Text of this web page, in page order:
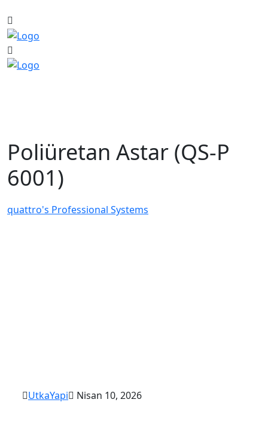
Poliüretan Astar (QS-P
6001)
quattro's Professional Systems
UtkaYapi Nisan 10, 2026